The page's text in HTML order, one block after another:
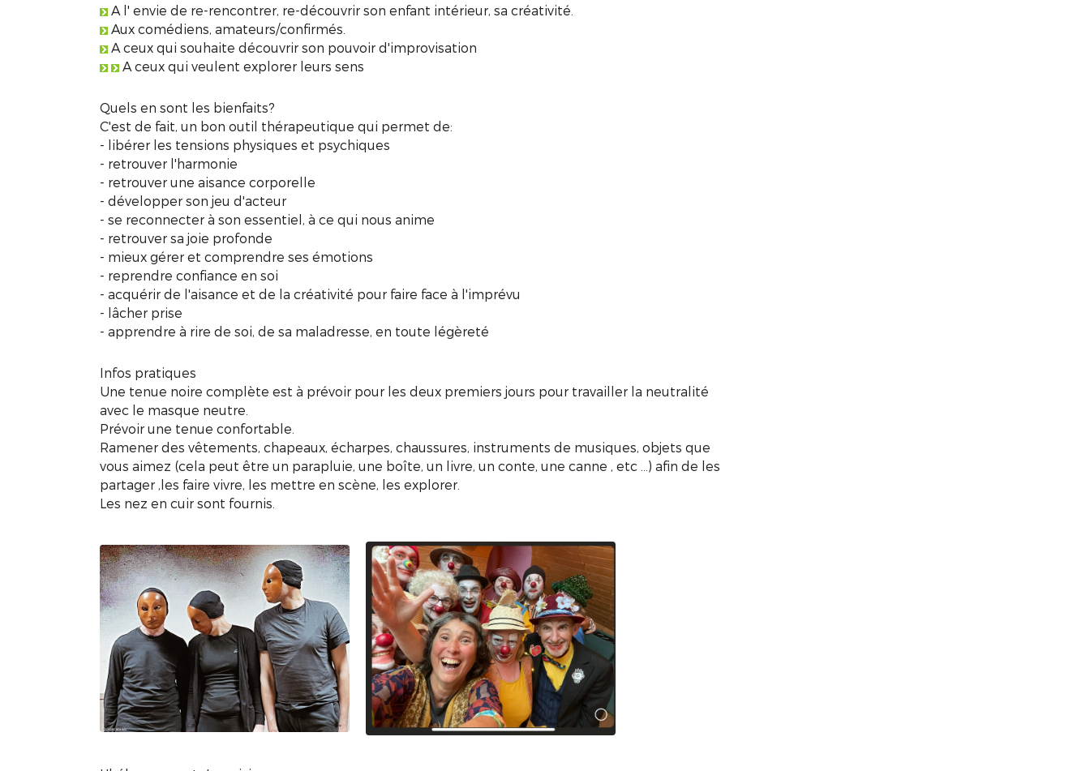
A l' envie de re-rencontrer, re-découvrir son enfant intérieur, sa créativité.
Aux comédiens, amateurs/confirmés.
A ceux qui souhaite découvrir son pouvoir d'improvisation
A ceux qui veulent explorer leurs sens
Quels en sont les bienfaits?
C'est de fait, un bon outil thérapeutique qui permet de:
- libérer les tensions physiques et psychiques
- retrouver l'harmonie
- retrouver une aisance corporelle
- développer son jeu d'acteur
- se reconnecter à son essentiel, à ce qui nous anime
- retrouver sa joie profonde
- mieux gérer et comprendre ses émotions
- reprendre confiance en soi
- acquérir de l'aisance et de la créativité pour faire face à l'imprévu
- lâcher prise
- apprendre à rire de soi, de sa maladresse, en toute légèreté
Infos pratiques
Une tenue noire complète est à prévoir pour les deux premiers jours pour travailler la neutralité
avec le masque neutre.
Prévoir une tenue confortable.
Ramener des vêtements, chapeaux, écharpes, chaussures, instruments de musiques, objets que
vous aimez (cela peut être un parapluie, une boîte, un livre, un conte, une canne , etc …) afin de les
partager ,les faire vivre, les mettre en scène, les explorer.
Les nez en cuir sont fournis.